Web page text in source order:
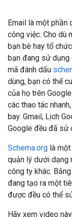
Email là một phần
công việc. Cho dù
bạn bè hay tổ
bạn đang sử dụng
mã đánh dấu
dùng, bạn có thể
của họ trên
các thao tác
bay. Gmail, Lịch
Google đều đã sử
Schema.org là
quản lý dưới dạng
công ty khác.
đang tạo ra một
được đều có thể
Hãy xem video